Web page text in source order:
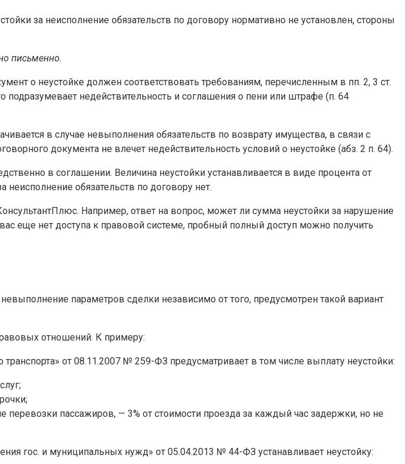
за неисполнение обязательств по договору нормативно не установлен, стороны
письменно.
о неустойке должен соответствовать требованиям, перечисленным в пп. 2, 3 ст.
недействительность и соглашения о пени или штрафе (п. 64
в случае невыполнения обязательств по возврату имущества, в связи с
документа не влечет недействительность условий о неустойке (абз. 2 п. 64).
в соглашении. Величина неустойки устанавливается в виде процента от
обязательств по договору нет.
Например, ответ на вопрос, может ли сумма неустойки за нарушение
еще нет доступа к правовой системе, пробный полный доступ можно получить
параметров сделки независимо от того, предусмотрен такой вариант
отношений. К примеру:
от 08.11.2007 № 259-ФЗ предусматривает в том числе выплату неустойки:
пассажиров, — 3% от стоимости проезда за каждый час задержки, но не
гос. и муниципальных нужд» от 05.04.2013 № 44-ФЗ устанавливает неустойку: